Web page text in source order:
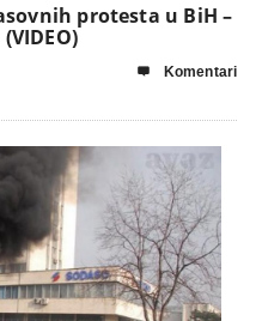
protesta u BiH –
 Komentari